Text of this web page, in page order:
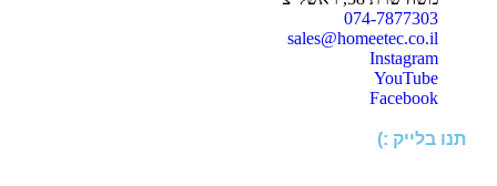
074-7877303
sales@homeetec.co.il
Instagram
YouTube
Facebook
תנו בלייק :)